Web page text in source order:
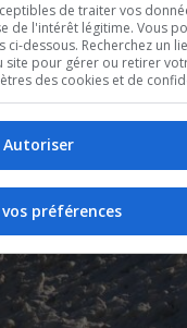
de traiter vos
de l'intérêt légitime. Vous
dessous. Recherchez un
site pour gérer ou retirer
des cookies et de
Autoriser
vos préférences